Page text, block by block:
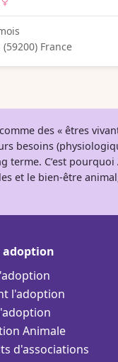
France
des « êtres
besoins
terme. C’est
et le bien-être
adoption
l'adoption
Animale
d'associations